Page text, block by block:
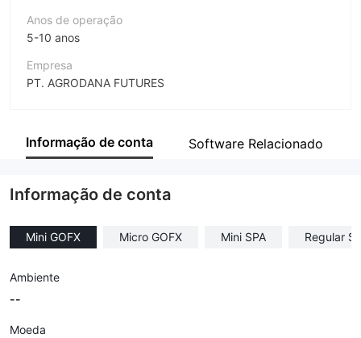
Anos de operação
5-10 anos
Empresa
PT. AGRODANA FUTURES
Funcionário da empresa
Informação de conta Software Relacionado
Informação de conta
Mini GOFX Micro GOFX Mini SPA Regular
Ambiente
--
Moeda